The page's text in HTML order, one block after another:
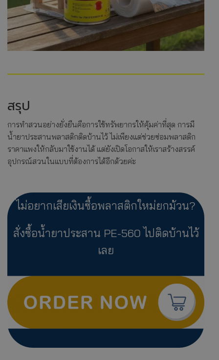
สรุป
การทำสวนอย่างยั่งยืนคือการใช้ทรัพยากรให้คุ้มค่าที่สุด การมี
น้ำยาประสานพลาสติกติดบ้านไว้ ไม่เพียงแต่ช่วยซ่อมพลาสติก
ราคาแพงให้กลับมาใช้งานได้ แต่ยังเปิดโอกาสให้เราสร้างสรรค์
อุปกรณ์สวนในแบบที่ต้องการได้อีกด้วยค่ะ
ไม่อยากเสียเงินซื้อพลาสติกใหม่ยกม้วน?
สั่งซื้อน้ำยาประสาน PE-560 ไปติดบ้านไว้
เลย